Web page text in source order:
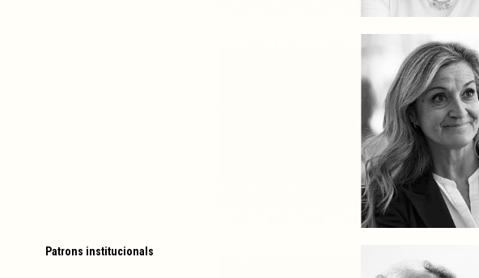
Patrons institucionals